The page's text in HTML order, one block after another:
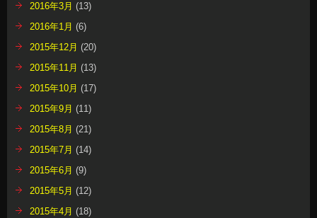
2016年3月 (13)
2016年1月 (6)
2015年12月 (20)
2015年11月 (13)
2015年10月 (17)
2015年9月 (11)
2015年8月 (21)
2015年7月 (14)
2015年6月 (9)
2015年5月 (12)
2015年4月 (18)